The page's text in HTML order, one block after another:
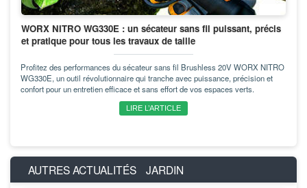
WORX NITRO WG330E : un sécateur sans fil puissant, précis
et pratique pour tous les travaux de taille
Profitez des performances du sécateur sans fil Brushless 20V WORX NITRO
WG330E, un outil révolutionnaire qui tranche avec puissance, précision et
confort pour un entretien efficace et sans effort de vos espaces verts.
LIRE L’ARTICLE
AUTRES ACTUALITÉS JARDIN